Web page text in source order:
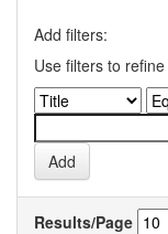
Add filters:
Use filters to
Results/Page